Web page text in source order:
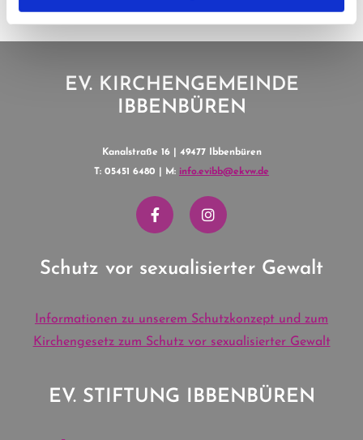
EV. KIRCHENGEMEINDE
IBBENBÜREN
Kanalstraße 16 | 49477 Ibbenbüren
T: 05451 6480 | M: info.evibb@ekvw.de
Schutz vor sexualisierter Gewalt
Informationen zu unserem Schutzkonzept und zum
Kirchengesetz zum Schutz vor sexualisierter Gewalt
EV. STIFTUNG IBBENBÜREN